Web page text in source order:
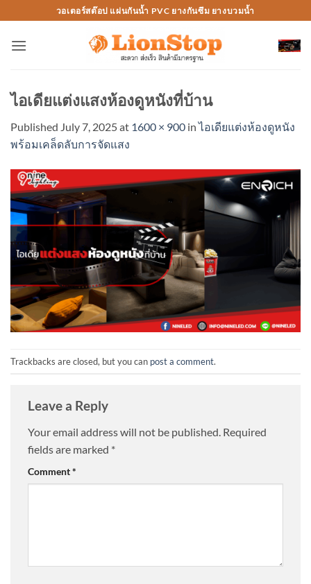
to
content
วอเตอร์สต๊อป แผ่นกันน้ำ PVC ยางกันซึม ยางบวมน้ำ
ไอเดียแต่งแสงห้องดูหนังที่บ้าน
Published July 7, 2025at 1600 × 900 inไอเดียแต่งห้องดูหนัง
พร้อมเคล็ดลับการจัดแสง
Trackbacks are closed, but you can post a comment.
Leave a Reply
Your email address will not be published. Required
fields are marked *
Comment*